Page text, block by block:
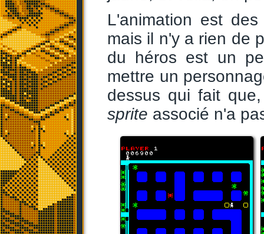
L'animation est
mais il n'y a rien de
du héros est un
mettre un
dessus qui fait
sprite associé n'a